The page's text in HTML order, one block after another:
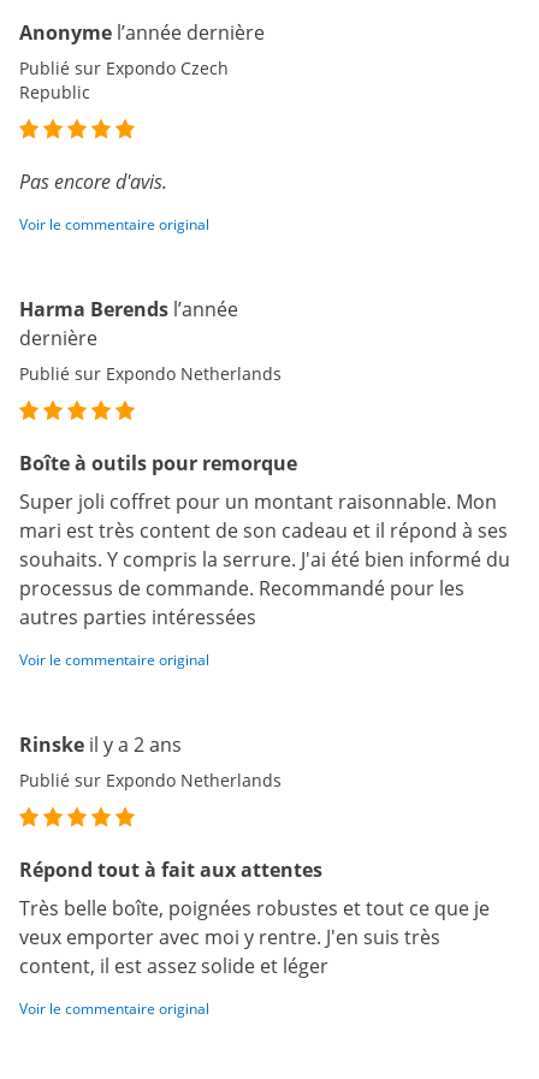
Anonyme l’année dernière
Publié sur Expondo Czech
Republic
Pas encore d'avis.
Voir le commentaire original
Harma Berends l’année
dernière
Publié sur Expondo Netherlands
Boîte à outils pour remorque
Super joli coffret pour un montant raisonnable. Mon
mari est très content de son cadeau et il répond à ses
souhaits. Y compris la serrure. J'ai été bien informé du
processus de commande. Recommandé pour les
autres parties intéressées
Voir le commentaire original
Rinske il y a 2 ans
Publié sur Expondo Netherlands
Répond tout à fait aux attentes
Très belle boîte, poignées robustes et tout ce que je
veux emporter avec moi y rentre. J'en suis très
content, il est assez solide et léger
Voir le commentaire original